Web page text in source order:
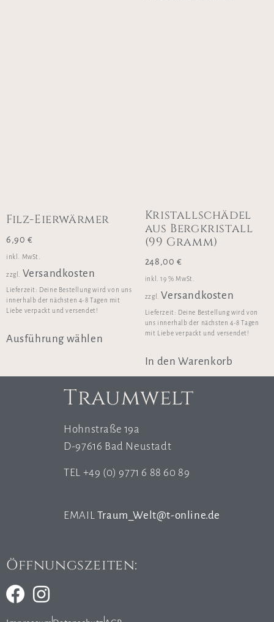
Filz-Eierwärmer
6,90 €
inkl. MwSt.
zzgl. Versandkosten
Lieferzeit: Deine Bestellung wird von uns
innerhalb der nächsten 4-8 Tagen mit
Liebe verpackt und versendet!
Ausführung wählen
Kristallschädel
aus Bergkristall
(99 Gramm)
248,00€
inkl. 19 % MwSt.
zzgl. Versandkosten
Lieferzeit: Deine Bestellung wird von
uns innerhalb der nächsten 4-8 Tagen
mit Liebe verpackt und versendet!
In den Warenkorb
Traumwelt
Hohnstraße 19a
D-97616 Bad Neustadt
TEL +49 (0) 9771 6 88 60 89
EMAIL Traum_Welt@t-online.de
Öffnungszeiten: